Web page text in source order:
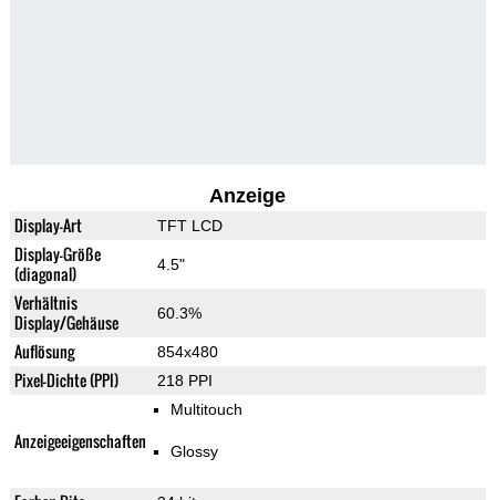
Anzeige
Display-Art TFT LCD
Display-Größe
(diagonal)
4.5"
Verhältnis
Display/Gehäuse
60.3%
Auflösung 854x480
Pixel-Dichte (PPI) 218 PPI
Anzeigeeigenschaften
Multitouch
Glossy